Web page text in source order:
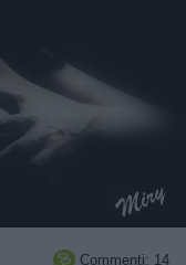
 Commenti: 14